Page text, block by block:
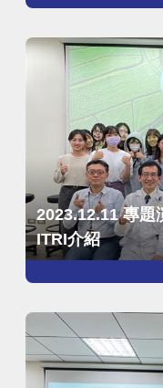
2023.12.11 專題
ITRI介紹